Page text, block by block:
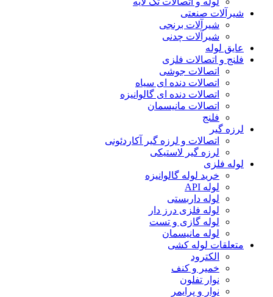
شیرآلات صنعتی
شیرآلات برنجی
شیرآلات چدنی
عایق لوله
فلنج و اتصالات فلزی
اتصالات جوشی
اتصالات دنده ای سیاه
اتصالات دنده ای گالوانیزه
اتصالات مانیسمان
فلنج
لرزه گیر
اتصالات و لرزه گیر آکاردئونی
لرزه گیر لاستیکی
لوله فلزی
خرید لوله گالوانیزه
لوله API
لوله داربستی
لوله فلزی درز دار
لوله گازی و تست
لوله مانیسمان
متعلقات لوله کشی
الکترود
خمیر و کنف
نوار تفلون
نوار و پرایمر